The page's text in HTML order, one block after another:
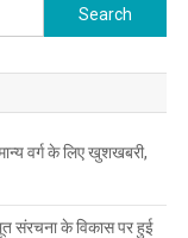
Search
for:
वर्ग के लिए खुशखबरी,
संरचना के विकास पर हुई